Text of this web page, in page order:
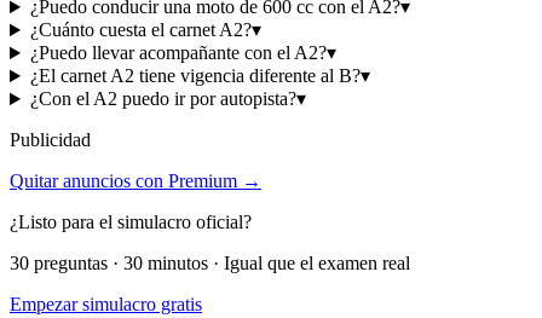
¿Puedo conducir una moto de 600 cc con el A2?▾
¿Cuánto cuesta el carnet A2?▾
¿Puedo llevar acompañante con el A2?▾
¿El carnet A2 tiene vigencia diferente al B?▾
¿Con el A2 puedo ir por autopista?▾
Publicidad
Quitar anuncios con Premium →
¿Listo para el simulacro oficial?
30 preguntas · 30 minutos · Igual que el examen real
Empezar simulacro gratis